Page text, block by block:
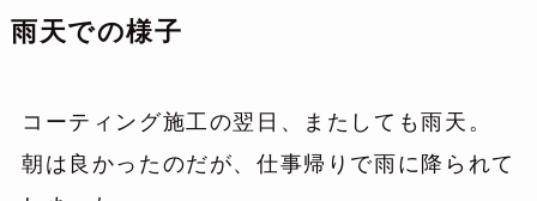
雨天での様子
コーティング施工の翌日、またしても雨天。
朝は良かったのだが、仕事帰りで雨に降られて